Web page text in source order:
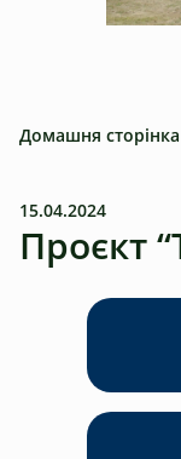
Домашня сторінка
15.04.2024
Проєкт